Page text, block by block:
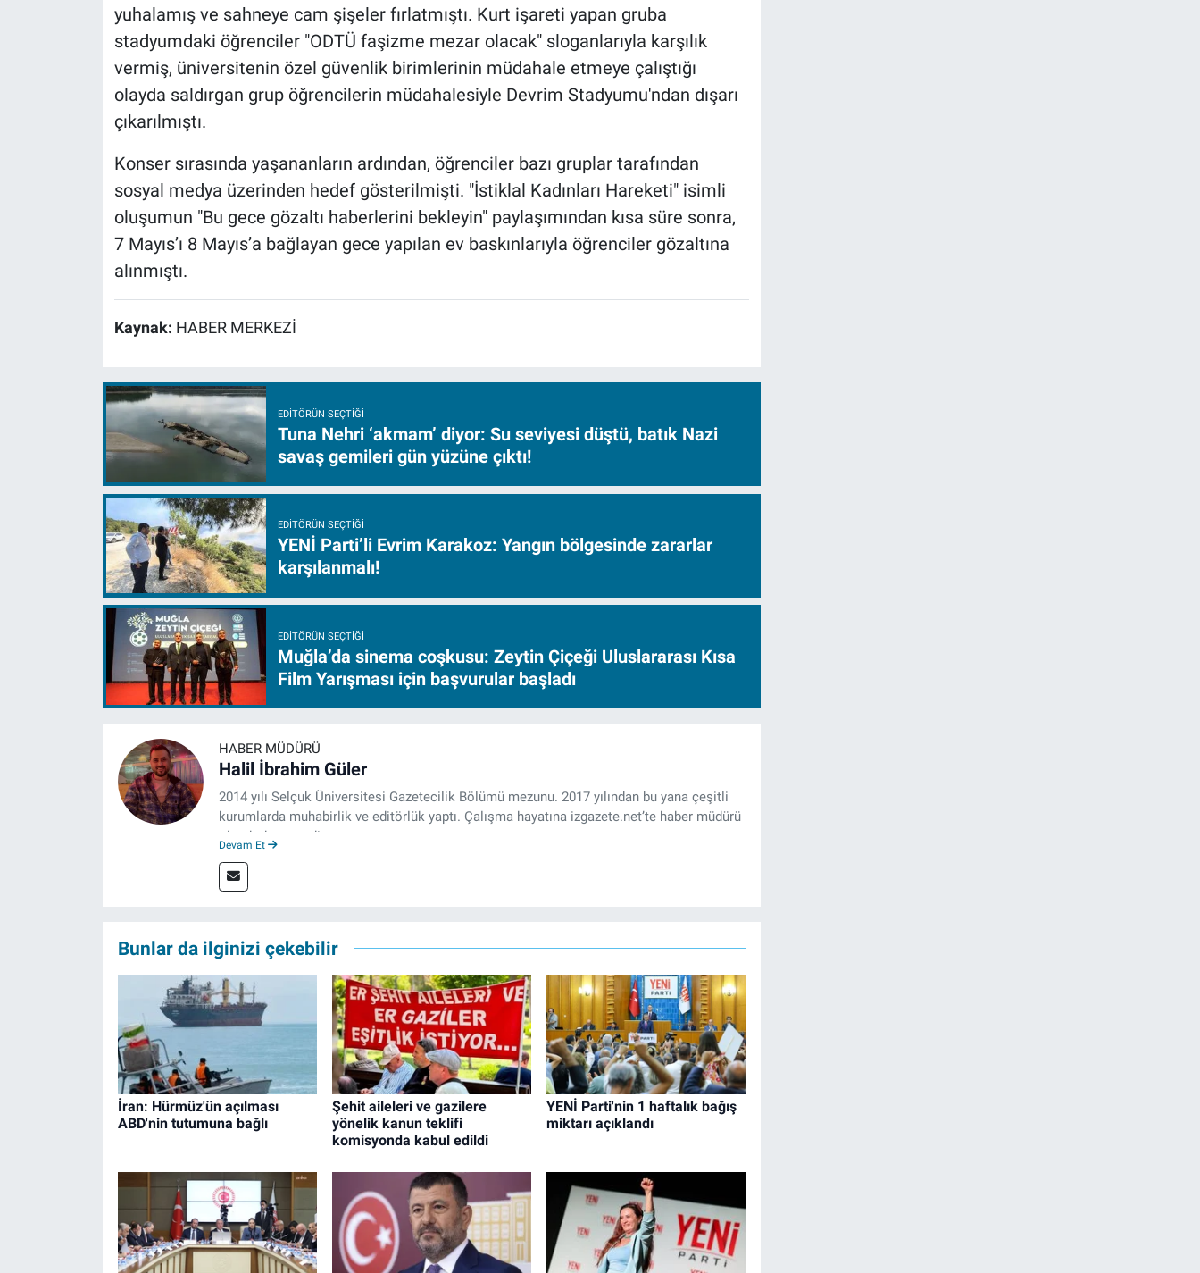
yuhalamış ve sahneye cam şişeler fırlatmıştı. Kurt işareti yapan gruba
stadyumdaki öğrenciler "ODTÜ faşizme mezar olacak" sloganlarıyla karşılık
vermiş, üniversitenin özel güvenlik birimlerinin müdahale etmeye çalıştığı
olayda saldırgan grup öğrencilerin müdahalesiyle Devrim Stadyumu'ndan dışarı
çıkarılmıştı.
Konser sırasında yaşananların ardından, öğrenciler bazı gruplar tarafından
sosyal medya üzerinden hedef gösterilmişti. "İstiklal Kadınları Hareketi" isimli
oluşumun "Bu gece gözaltı haberlerini bekleyin" paylaşımından kısa süre sonra,
7 Mayıs’ı 8 Mayıs’a bağlayan gece yapılan ev baskınlarıyla öğrenciler gözaltına
alınmıştı.
Kaynak: HABER MERKEZİ
EDITÖRÜN SEÇTIĞI
Tuna Nehri ‘akmam’ diyor: Su seviyesi düştü, batık Nazi
savaş gemileri gün yüzüne çıktı!
EDITÖRÜN SEÇTIĞI
YENİ Parti’li Evrim Karakoz: Yangın bölgesinde zararlar
karşılanmalı!
EDITÖRÜN SEÇTIĞI
Muğla’da sinema coşkusu: Zeytin Çiçeği Uluslararası Kısa
Film Yarışması için başvurular başladı
HABER MÜDÜRÜ
Halil İbrahim Güler
2014 yılı Selçuk Üniversitesi Gazetecilik Bölümü mezunu. 2017 yılından bu yana çeşitli
kurumlarda muhabirlik ve editörlük yaptı. Çalışma hayatına izgazete.net’te haber müdürü
olarak devam ediyor.
Devam Et
Bunlar da ilginizi çekebilir
İran: Hürmüz'ün açılması
ABD'nin tutumuna bağlı
Şehit aileleri ve gazilere
yönelik kanun teklifi
komisyonda kabul edildi
YENİ Parti'nin 1 haftalık bağış
miktarı açıklandı